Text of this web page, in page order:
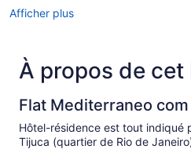
Afficher plus
À propos de
Flat Mediterraneo
Hôtel-résidence est tout indiqué
Tijuca (quartier de Rio de